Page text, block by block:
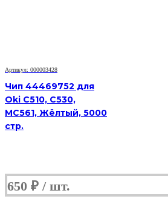
7K
Артикул: 000003428
Чип 44469752 для
Oki C510, C530,
MC561, Жёлтый, 5000
стр.
650 ₽